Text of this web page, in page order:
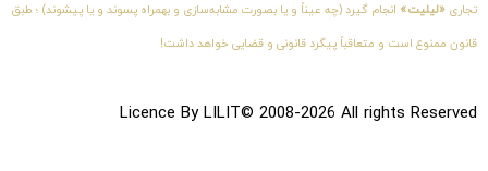
تجاری «لیلیت» انجام گیرد (چه عیناً و یا بصورت مشابه‌سازی و بهمراه پسوند و یا پیشوند) ؛ طبق
قانون ممنوع است و متعاقباً پیگرد قانونی و قضایی خواهد داشت!
Licence By LILIT© 2008-2026 All rights Reserved